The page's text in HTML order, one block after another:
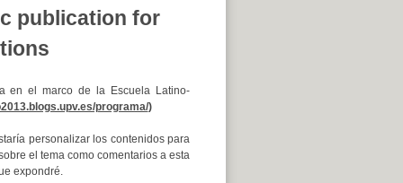
publication for
en el marco de la Escuela Latino-
programa/)
personalizar los contenidos para
el tema como comentarios a esta
expondré.